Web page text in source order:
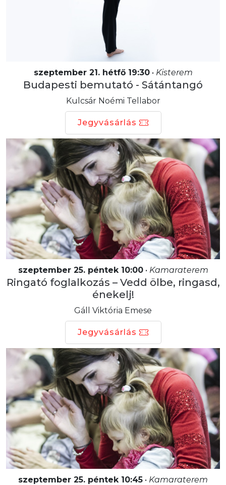
szeptember 21. hétfő 19:30• Kisterem
Budapesti bemutató - Sátántangó
Kulcsár Noémi Tellabor
Jegyvásárlás
szeptember 25. péntek 10:00• Kamaraterem
Ringató foglalkozás – Vedd ölbe, ringasd,
énekelj!
Gáll Viktória Emese
Jegyvásárlás
szeptember 25. péntek 10:45 • Kamaraterem